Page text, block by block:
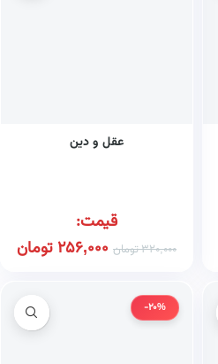
عقل و دین
قیمت:
320,000تومان 256,000تومان
-20%